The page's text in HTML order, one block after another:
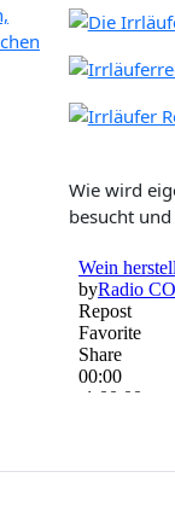
Wie wird
besucht